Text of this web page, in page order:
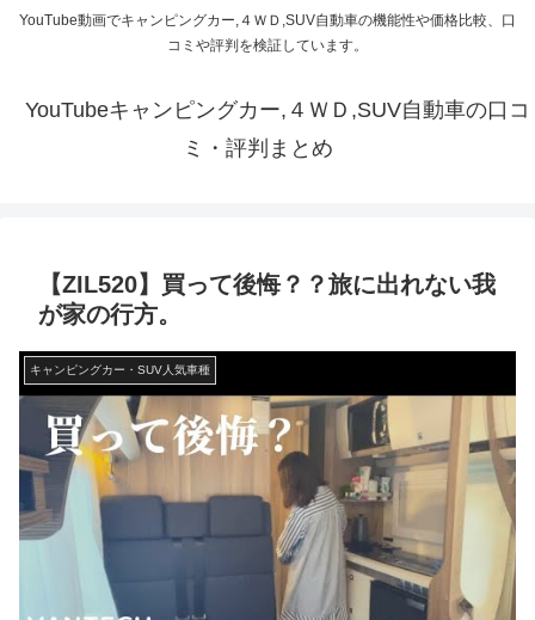
YouTube動画でキャンピングカー,４ＷＤ,SUV自動車の機能性や価格比較、口
コミや評判を検証しています。
YouTubeキャンピングカー,４ＷＤ,SUV自動車の口コ
ミ・評判まとめ
【ZIL520】買って後悔？？旅に出れない我
が家の行方。
キャンピングカー・SUV人気車種